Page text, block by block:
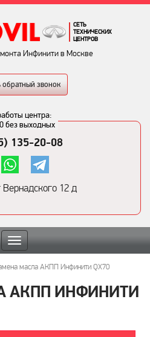
СЕТЬ
ТЕХНИЧЕСКИХ
ЦЕНТРОВ
Инфинити в Москве
обратный звонок
центра:
без выходных
135-20-08
Вернадского 12 д
Toggle
navigation
масла АКПП Инфинити QX70
АКПП ИНФИНИТИ